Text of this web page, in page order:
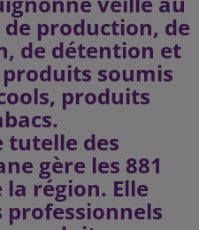
de production, de
de détention et
soumis
produits
des
gère les 881
région. Elle
professionnels